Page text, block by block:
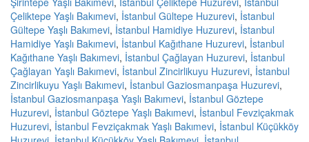
Çeliktepe Yaşlı Bakımevi, İstanbul Gültepe Huzurevi, İstanbul
Gültepe Yaşlı Bakımevi, İstanbul Hamidiye Huzurevi, İstanbul
Hamidiye Yaşlı Bakımevi, İstanbul Kağıthane Huzurevi, İstanbul
Kağıthane Yaşlı Bakımevi, İstanbul Çağlayan Huzurevi, İstanbul
Çağlayan Yaşlı Bakımevi, İstanbul Zincirlikuyu Huzurevi, İstanbul
Zincirlikuyu Yaşlı Bakımevi, İstanbul Gaziosmanpaşa Huzurevi,
İstanbul Gaziosmanpaşa Yaşlı Bakımevi, İstanbul Göztepe
Huzurevi, İstanbul Göztepe Yaşlı Bakımevi, İstanbul Fevziçakmak
Huzurevi, İstanbul Fevziçakmak Yaşlı Bakımevi, İstanbul Küçükköy